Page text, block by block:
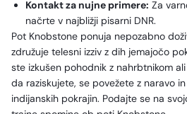
Kontakt za nujne primere: Za
načrte v najbližji pisarni DNR.
Pot Knobstone ponuja nepozabno
združuje telesni izziv z dih jemajočo
ste izkušen pohodnik z nahrbtnikom
da raziskujete, se povežete z naravo
indijanskih pokrajin. Podajte se na